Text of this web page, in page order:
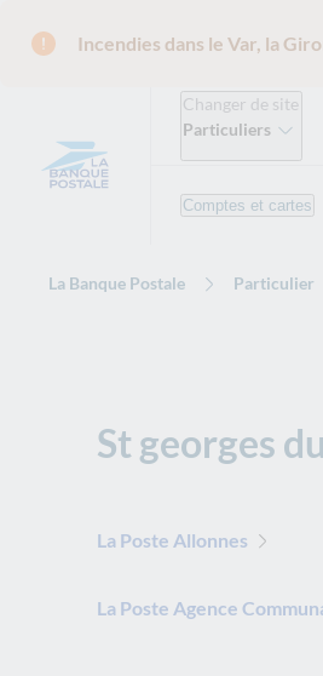
Incendies dans le Var, la
Changer de site
Particuliers
Comptes et cartes
La Banque Postale Particulier
St georges
La Poste Allonnes
La Poste Agence